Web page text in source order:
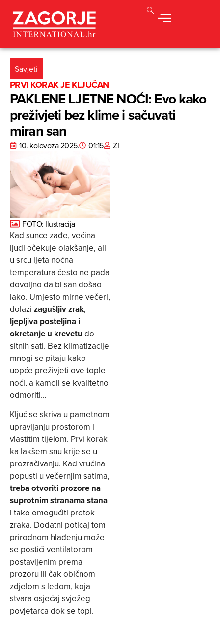
Savjeti
PRVI KORAK JE KLJUČAN
PAKLENE LJETNE NOĆI: Evo kako
preživjeti bez klime i sačuvati
miran san
10. kolovoza 2025. 01:15 ZI
FOTO: Ilustracija
Kad sunce zađe, većina
ljudi očekuje olakšanje, ali
u srcu ljeta noćna
temperatura često ne pada
dovoljno da bi san došao
lako. Umjesto mirne večeri,
dolazi zagušljiv zrak,
ljepljiva posteljina i
okretanje u krevetu do
sitnih sati. Bez klimatizacije
mnogi se pitaju kako
uopće preživjeti ove tople
noći, a kamoli se kvalitetno
odmoriti…
Ključ se skriva u pametnom
upravljanju prostorom i
vlastitim tijelom. Prvi korak
ka lakšem snu krije se u
prozračivanju. Kad vrućina
popusti u večernjim satima,
treba otvoriti prozore na
suprotnim stranama stana
i tako omogućiti protok
zraka. Dodatni poticaj tom
prirodnom hlađenju može
se postići ventilatorom
postavljenim prema
prozoru ili čak običnom
zdjelom s ledom, koja
stvara osjećaj svježeg
povjetarca dok se topi.